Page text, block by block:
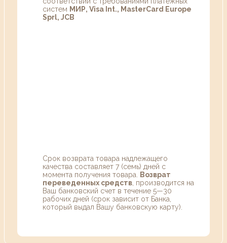
систем МИР, Visa Int., MasterCard Europe
Sprl, JCB
Срок возврата товара надлежащего
качества составляет 7 (семь) дней с
момента получения товара. Возврат
переведенных средств, производится на
Ваш банковский счет в течение 5—30
рабочих дней (срок зависит от Банка,
который выдал Вашу банковскую карту).